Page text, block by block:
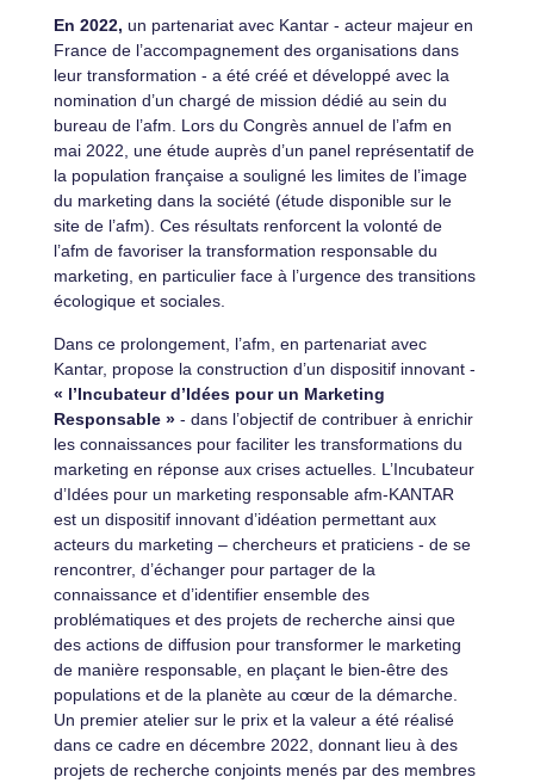
En 2022, un partenariat avec Kantar - acteur majeur en
France de l’accompagnement des organisations dans
leur transformation - a été créé et développé avec la
nomination d’un chargé de mission dédié au sein du
bureau de l’afm. Lors du Congrès annuel de l’afm en
mai 2022, une étude auprès d’un panel représentatif de
la population française a souligné les limites de l’image
du marketing dans la société (étude disponible sur le
site de l’afm). Ces résultats renforcent la volonté de
l’afm de favoriser la transformation responsable du
marketing, en particulier face à l’urgence des transitions
écologique et sociales.
Dans ce prolongement, l’afm, en partenariat avec
Kantar, propose la construction d’un dispositif innovant -
« l’Incubateur d’Idées pour un Marketing
Responsable » - dans l’objectif de contribuer à enrichir
les connaissances pour faciliter les transformations du
marketing en réponse aux crises actuelles. L’Incubateur
d’Idées pour un marketing responsable afm-KANTAR
est un dispositif innovant d’idéation permettant aux
acteurs du marketing – chercheurs et praticiens - de se
rencontrer, d’échanger pour partager de la
connaissance et d’identifier ensemble des
problématiques et des projets de recherche ainsi que
des actions de diffusion pour transformer le marketing
de manière responsable, en plaçant le bien-être des
populations et de la planète au cœur de la démarche.
Un premier atelier sur le prix et la valeur a été réalisé
dans ce cadre en décembre 2022, donnant lieu à des
projets de recherche conjoints menés par des membres